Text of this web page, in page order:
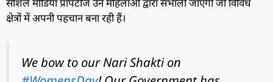
क्षेत्रों में अपनी पहचान बना रही हैं।
We bow to our Nari Shakti on